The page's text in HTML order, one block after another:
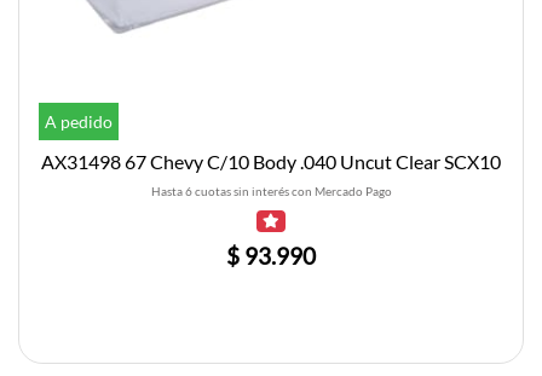
A pedido
AX31498 67 Chevy C/10 Body .040 Uncut Clear SCX10
Hasta 6 cuotas sin interés con Mercado Pago
$ 93.990